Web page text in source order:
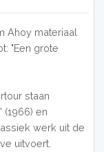
Ahoy materiaal
"Een grote
staan
en
werk uit de
uitvoert.